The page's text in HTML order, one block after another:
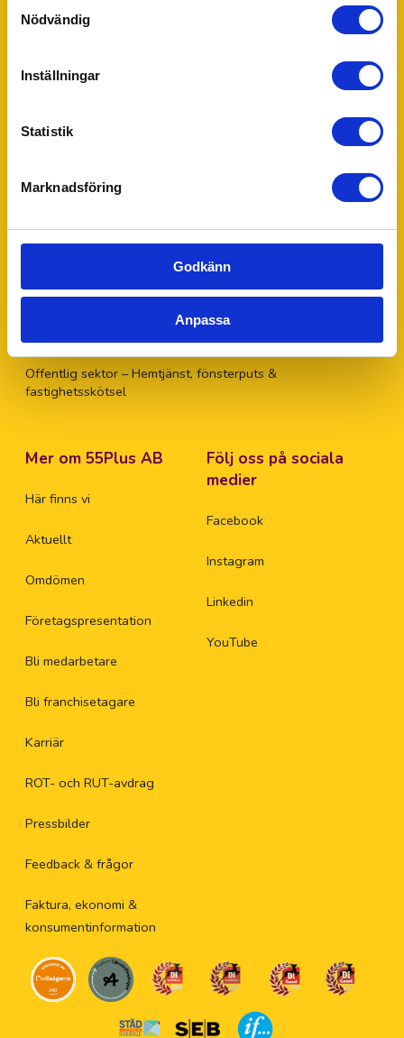
Nödvändig
Inställningar
Statistik
Marknadsföring
Godkänn
Anpassa
Trädgårdsskötsel
Trädbeskärning
Snöskottning
Snickeri
Värdar, informatörer & bemanning
Lager, logistik & industri
Ekonomi, administration, löner & HR
Försäljning, mötesbokning & handel
Fastighetsskötsel
Offentlig sektor – Hemtjänst, fönsterputs &
fastighetsskötsel
Mer om 55Plus AB
Här finns vi
Aktuellt
Omdömen
Företagspresentation
Bli medarbetare
Bli franchisetagare
Karriär
ROT- och RUT-avdrag
Pressbilder
Feedback & frågor
Faktura, ekonomi &
konsumentinformation
Följ oss på sociala
medier
Facebook
Instagram
Linkedin
YouTube